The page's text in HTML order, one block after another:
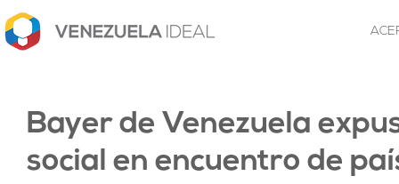
Bayer de Venezuela
social en encuentro de